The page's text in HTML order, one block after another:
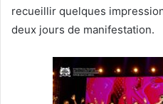
recueillir quelques
deux jours de manifestation.